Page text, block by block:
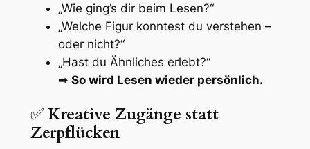
„Wie ging’s dir beim Lesen?“
„Welche Figur konntest du verstehen –
oder nicht?“
„Hast du Ähnliches erlebt?“
➡ So wird Lesen wieder persönlich.
✅Kreative Zugänge statt
Zerpflücken